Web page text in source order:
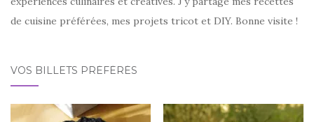
de cuisine préférées, mes projets tricot et DIY. Bonne visite !
VOS BILLETS PRÉFÉRÉS